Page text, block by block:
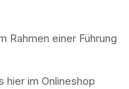
Rahmen einer Führung
hier im Onlineshop